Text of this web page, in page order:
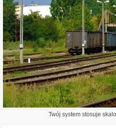
Twój system stosuje